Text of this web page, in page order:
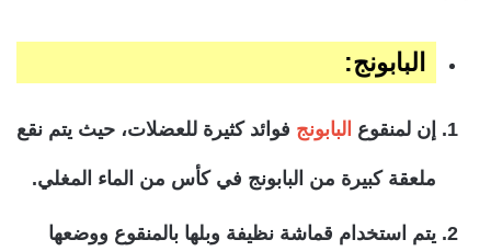
البابونج:
إن لمنقوع البابونج فوائد كثيرة للعضلات، حيث يتم نقع
ملعقة كبيرة من البابونج في كأس من الماء المغلي.
يتم استخدام قماشة نظيفة وبلها بالمنقوع ووضعها